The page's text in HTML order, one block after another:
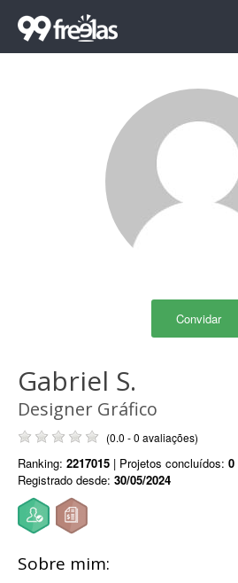
Convidar
Gabriel S.
Designer Gráfico
(0.0 - 0 avaliações)
Ranking: 2217015 | Projetos concluídos: 0
Registrado desde: 30/05/2024
Sobre mim: